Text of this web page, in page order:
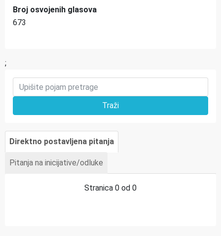
Broj osvojenih glasova
673
;
Direktno postavljena pitanja
Pitanja na inicijative/odluke
Stranica 0 od 0